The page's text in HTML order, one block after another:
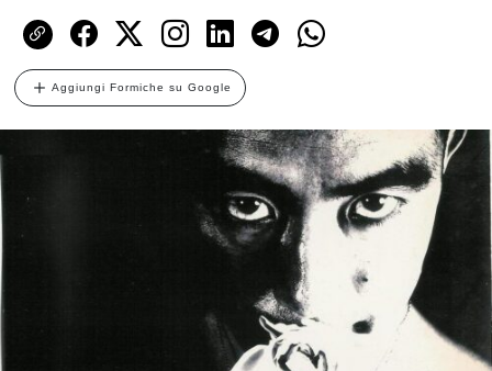
Aggiungi Formiche su Google